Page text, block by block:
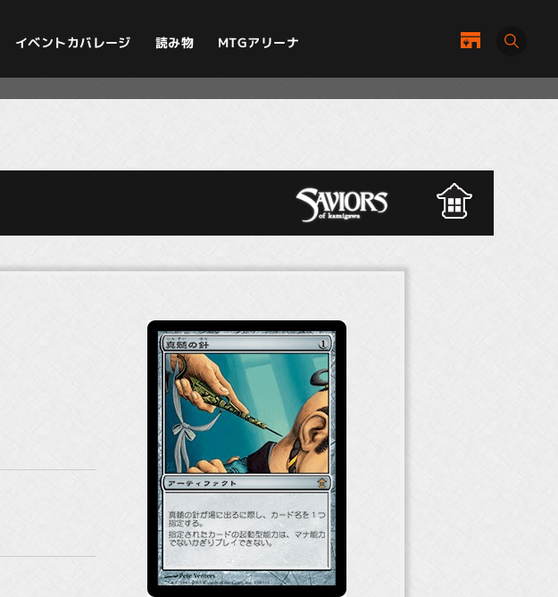
イベントカバレージ 読み物 MTGアリーナ